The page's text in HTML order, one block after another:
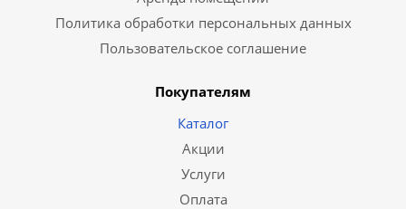
Политика обработки персональных данных
Пользовательское соглашение
Покупателям
Каталог
Акции
Услуги
Оплата